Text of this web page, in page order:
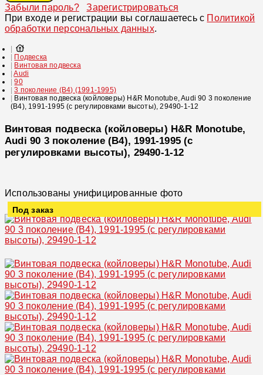
Забыли пароль?
Зарегистрироваться
При входе и регистрации вы соглашаетесь с Политикой
обработки персональных данных.
Подвеска
Винтовая подвеска
Audi
90
3 поколение (B4) (1991-1995)
Винтовая подвеска (койловеры) H&R Monotube, Audi 90 3 поколение
(B4), 1991-1995 (с регулировками высоты), 29490-1-12
Винтовая подвеска (койловеры) H&R Monotube,
Audi 90 3 поколение (B4), 1991-1995 (с
регулировками высоты), 29490-1-12
Использованы унифицированные фото
Под заказ